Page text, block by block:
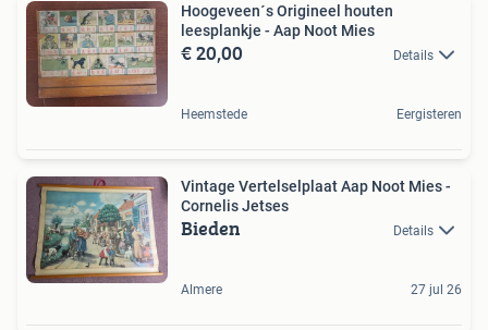
Hoogeveen´s Origineel houten
leesplankje - Aap Noot Mies
€ 20,00 Details
Heemstede Eergisteren
Vintage Vertelselplaat Aap Noot Mies -
Cornelis Jetses
Bieden Details
Almere 27 jul 26